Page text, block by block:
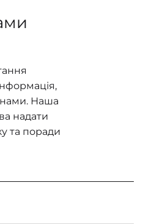
нами. Наша
надати
та поради